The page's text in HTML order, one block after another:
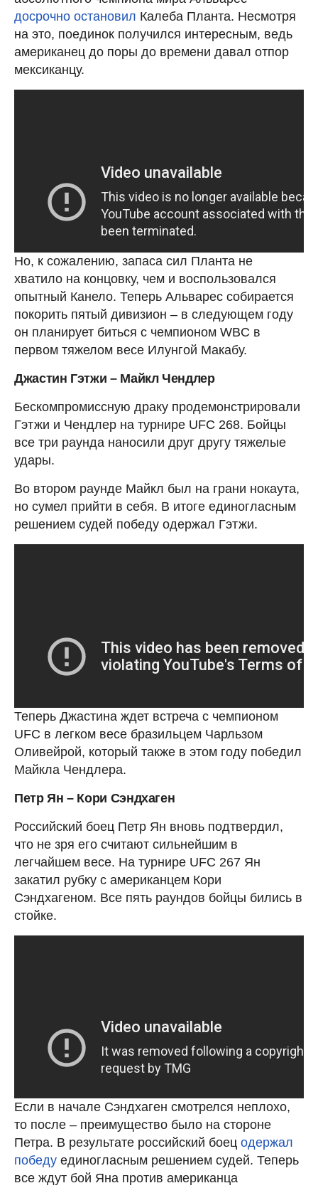
досрочно остановил Калеба Планта. Несмотря
на это, поединок получился интересным, ведь
американец до поры до времени давал отпор
мексиканцу.
Но, к сожалению, запаса сил Планта не
хватило на концовку, чем и воспользовался
опытный Канело. Теперь Альварес собирается
покорить пятый дивизион – в следующем году
он планирует биться с чемпионом WBC в
первом тяжелом весе Илунгой Макабу.
Джастин Гэтжи – Майкл Чендлер
Бескомпромиссную драку продемонстрировали
Гэтжи и Чендлер на турнире UFC 268. Бойцы
все три раунда наносили друг другу тяжелые
удары.
Во втором раунде Майкл был на грани нокаута,
но сумел прийти в себя. В итоге единогласным
решением судей победу одержал Гэтжи.
Теперь Джастина ждет встреча с чемпионом
UFC в легком весе бразильцем Чарльзом
Оливейрой, который также в этом году победил
Майкла Чендлера.
Петр Ян – Кори Сэндхаген
Российский боец Петр Ян вновь подтвердил,
что не зря его считают сильнейшим в
легчайшем весе. На турнире UFC 267 Ян
закатил рубку с американцем Кори
Сэндхагеном. Все пять раундов бойцы бились в
стойке.
Если в начале Сэндхаген смотрелся неплохо,
то после – преимущество было на стороне
Петра. В результате российский боец одержал
победу единогласным решением судей. Теперь
все ждут бой Яна против американца